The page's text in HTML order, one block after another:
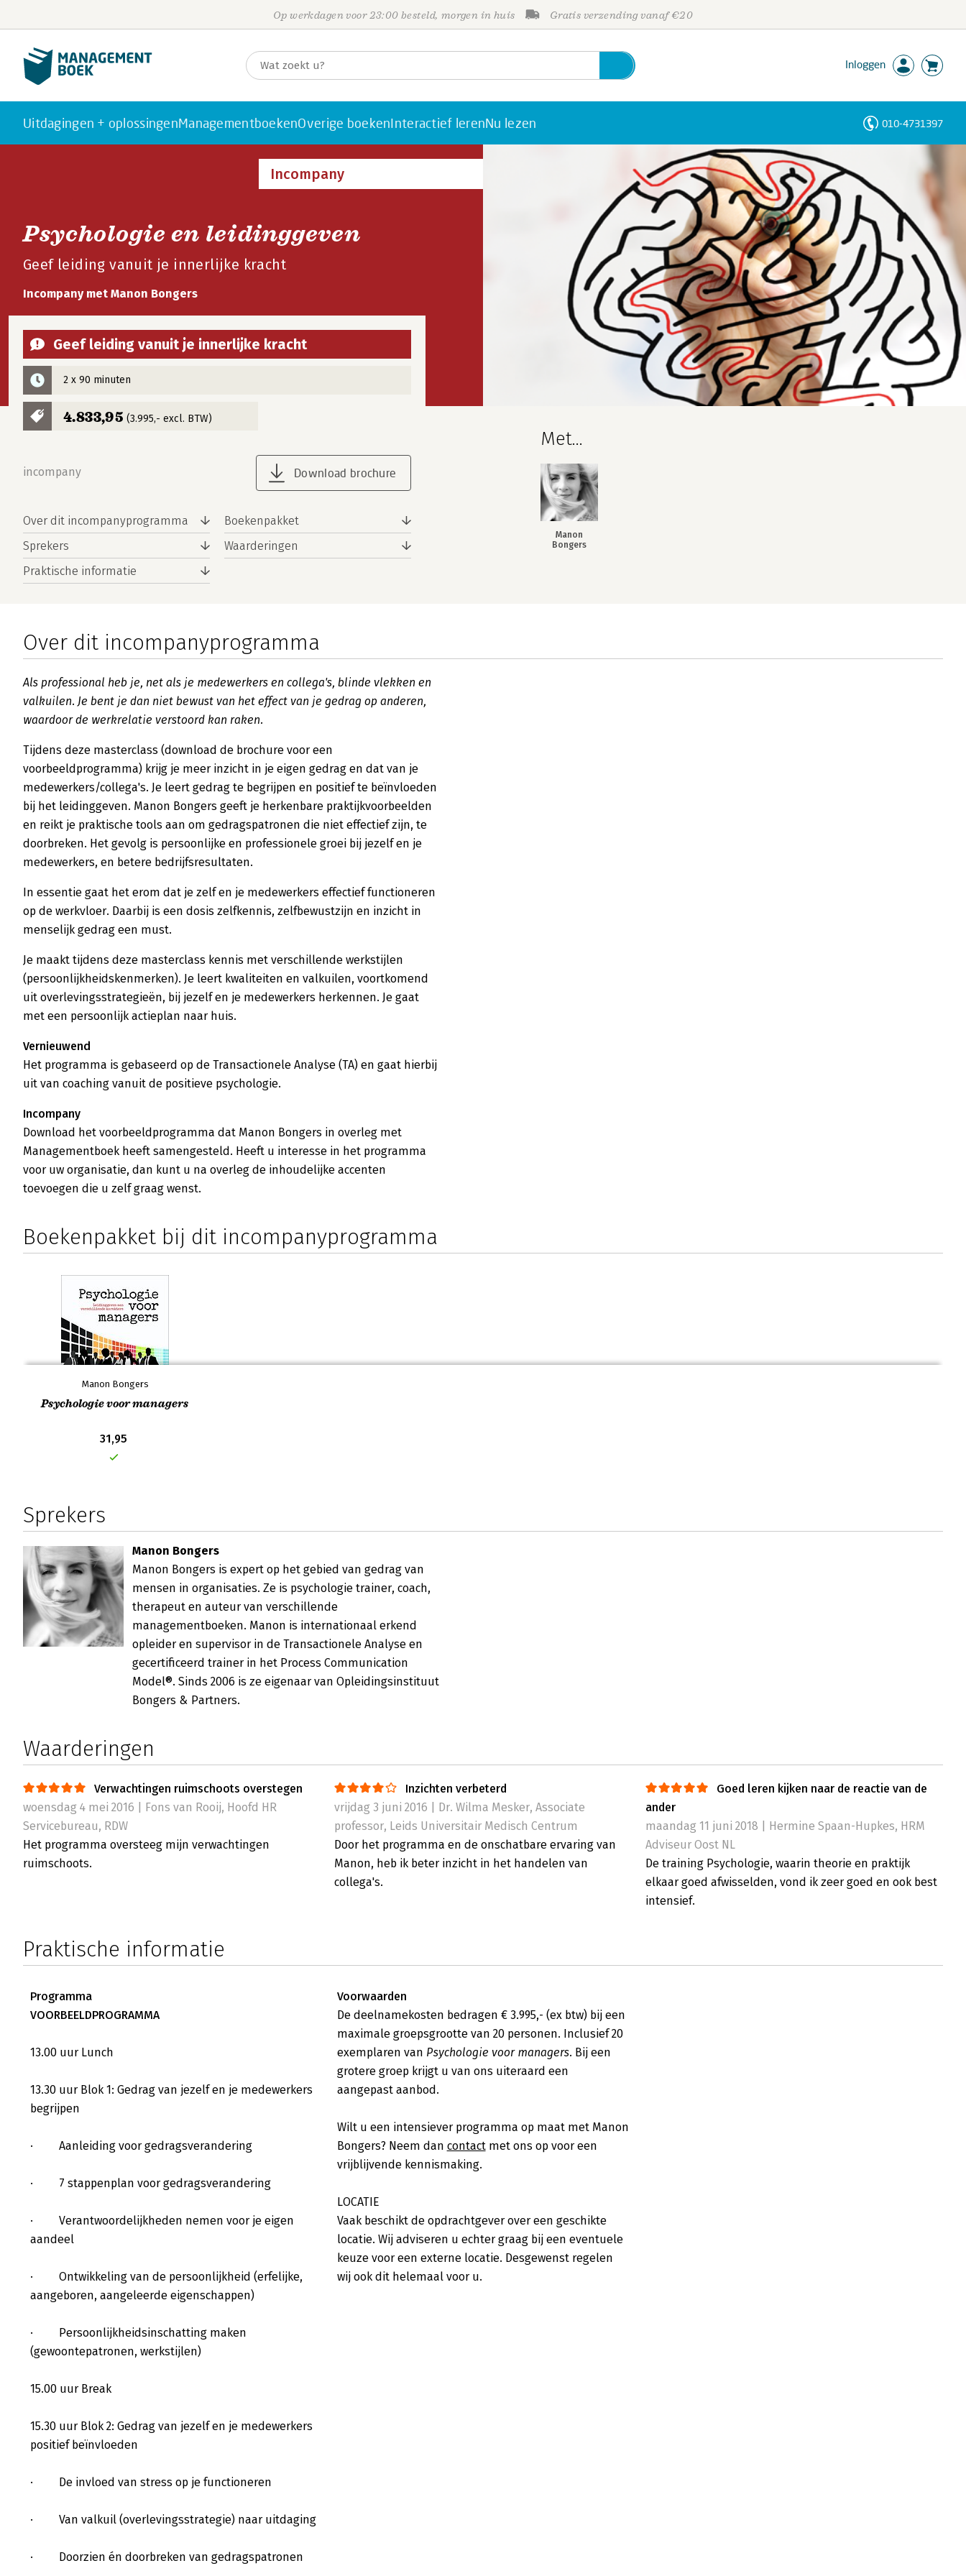
Op werkdagen voor 23:00 besteld, morgen in huis Gratis verzending vanaf €20
Inloggen
Uitdagingen + oplossingenManagementboekenOverige boekenInteractief lerenNu lezen 010-4731397
Incompany
Psychologie en leidinggeven
Geef leiding vanuit je innerlijke kracht
Incompany met Manon Bongers
Geef leiding vanuit je innerlijke kracht
2 x 90 minuten
4.833,95 (3.995,- excl. BTW)
incompany Download brochure
Over dit incompanyprogramma
Boekenpakket
Sprekers
Waarderingen
Praktische informatie
Met...
Manon
Bongers
Over dit incompanyprogramma
Als professional heb je, net als je medewerkers en collega's, blinde vlekken en
valkuilen. Je bent je dan niet bewust van het effect van je gedrag op anderen,
waardoor de werkrelatie verstoord kan raken.
Tijdens deze masterclass (download de brochure voor een
voorbeeldprogramma) krijg je meer inzicht in je eigen gedrag en dat van je
medewerkers/collega's. Je leert gedrag te begrijpen en positief te beïnvloeden
bij het leidinggeven. Manon Bongers geeft je herkenbare praktijkvoorbeelden
en reikt je praktische tools aan om gedragspatronen die niet effectief zijn, te
doorbreken. Het gevolg is persoonlijke en professionele groei bij jezelf en je
medewerkers, en betere bedrijfsresultaten.
In essentie gaat het erom dat je zelf en je medewerkers effectief functioneren
op de werkvloer. Daarbij is een dosis zelfkennis, zelfbewustzijn en inzicht in
menselijk gedrag een must.
Je maakt tijdens deze masterclass kennis met verschillende werkstijlen
(persoonlijkheidskenmerken). Je leert kwaliteiten en valkuilen, voortkomend
uit overlevingsstrategieën, bij jezelf en je medewerkers herkennen. Je gaat
met een persoonlijk actieplan naar huis.
Vernieuwend
Het programma is gebaseerd op de Transactionele Analyse (TA) en gaat hierbij
uit van coaching vanuit de positieve psychologie.
Incompany
Download het voorbeeldprogramma dat Manon Bongers in overleg met
Managementboek heeft samengesteld. Heeft u interesse in het programma
voor uw organisatie, dan kunt u na overleg de inhoudelijke accenten
toevoegen die u zelf graag wenst.
Boekenpakket bij dit incompanyprogramma
Manon Bongers
Psychologie voor managers
31,95
Sprekers
Manon Bongers
Manon Bongers is expert op het gebied van gedrag van
mensen in organisaties. Ze is psychologie trainer, coach,
therapeut en auteur van verschillende
managementboeken. Manon is internationaal erkend
opleider en supervisor in de Transactionele Analyse en
gecertificeerd trainer in het Process Communication
Model®. Sinds 2006 is ze eigenaar van Opleidingsinstituut
Bongers & Partners.
Waarderingen
Verwachtingen ruimschoots overstegen
woensdag 4 mei 2016 | Fons van Rooij, Hoofd HR
Servicebureau, RDW
Het programma oversteeg mijn verwachtingen
ruimschoots.
Inzichten verbeterd
vrijdag 3 juni 2016 | Dr. Wilma Mesker, Associate
professor, Leids Universitair Medisch Centrum
Door het programma en de onschatbare ervaring van
Manon, heb ik beter inzicht in het handelen van
collega's.
Goed leren kijken naar de reactie van de
ander
maandag 11 juni 2018 | Hermine Spaan-Hupkes, HRM
Adviseur Oost NL
De training Psychologie, waarin theorie en praktijk
elkaar goed afwisselden, vond ik zeer goed en ook best
intensief.
Praktische informatie
Programma
VOORBEELDPROGRAMMA
13.00 uur Lunch
13.30 uur Blok 1: Gedrag van jezelf en je medewerkers
begrijpen
· Aanleiding voor gedragsverandering
· 7 stappenplan voor gedragsverandering
· Verantwoordelijkheden nemen voor je eigen
aandeel
· Ontwikkeling van de persoonlijkheid (erfelijke,
aangeboren, aangeleerde eigenschappen)
· Persoonlijkheidsinschatting maken
(gewoontepatronen, werkstijlen)
15.00 uur Break
15.30 uur Blok 2: Gedrag van jezelf en je medewerkers
positief beïnvloeden
· De invloed van stress op je functioneren
· Van valkuil (overlevingsstrategie) naar uitdaging
· Doorzien én doorbreken van gedragspatronen
Voorwaarden
De deelnamekosten bedragen € 3.995,- (ex btw) bij een
maximale groepsgrootte van 20 personen. Inclusief 20
exemplaren van Psychologie voor managers. Bij een
grotere groep krijgt u van ons uiteraard een
aangepast aanbod.
Wilt u een intensiever programma op maat met Manon
Bongers? Neem dan contactmet ons op voor een
vrijblijvende kennismaking.
LOCATIE
Vaak beschikt de opdrachtgever over een geschikte
locatie. Wij adviseren u echter graag bij een eventuele
keuze voor een externe locatie. Desgewenst regelen
wij ook dit helemaal voor u.
Personen
Trefwoorden